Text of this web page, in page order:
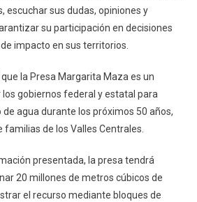
escuchar sus dudas, opiniones y
su participación en decisiones
impacto en sus territorios.
la Presa Margarita Maza es un
gobiernos federal y estatal para
agua durante los próximos 50 años,
de los Valles Centrales.
presentada, la presa tendrá
20 millones de metros cúbicos de
el recurso mediante bloques de